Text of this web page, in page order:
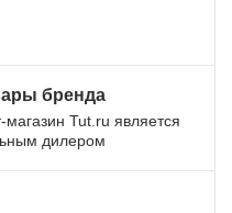
бренда
магазин Tut.ru является
дилером